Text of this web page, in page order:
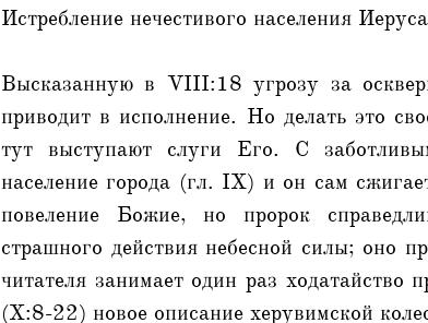
Истребление нечестивого населения
Высказанную в VIII:18 угрозу за
приводит в исполнение. Но делать это
тут выступают слуги Его. С
население города (гл. IX) и он сам
повеление Божие, но пророк
страшного действия небесной силы; оно
читателя занимает один раз
(X:8-22) новое описание херувимской